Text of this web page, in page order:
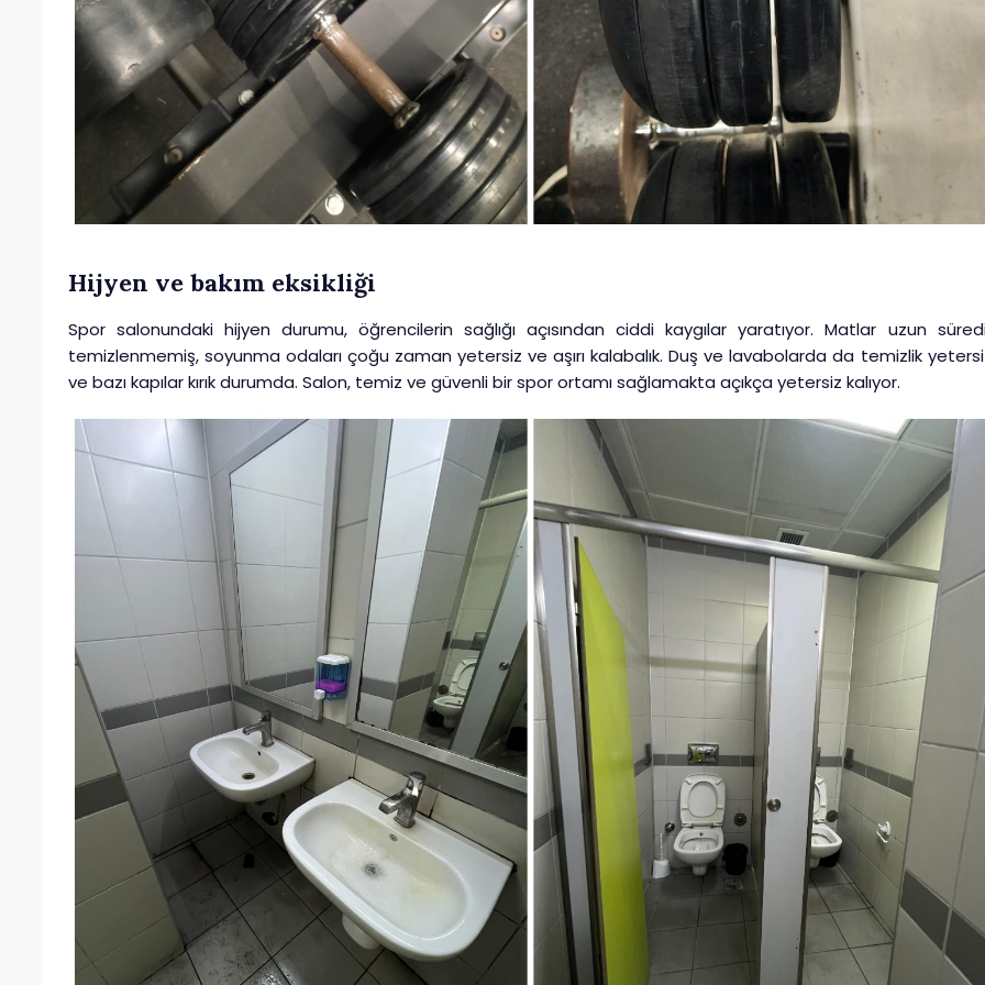
Hijyen ve bakım eksikliği
Spor salonundaki hijyen durumu, öğrencilerin sağlığı açısından ciddi kaygılar yaratıyor. Matlar uzun
temizlenmemiş, soyunma odaları çoğu zaman yetersiz ve aşırı kalabalık. Duş ve lavabolarda da temizlik
ve bazı kapılar kırık durumda. Salon, temiz ve güvenli bir spor ortamı sağlamakta açıkça yetersiz kalıyor.